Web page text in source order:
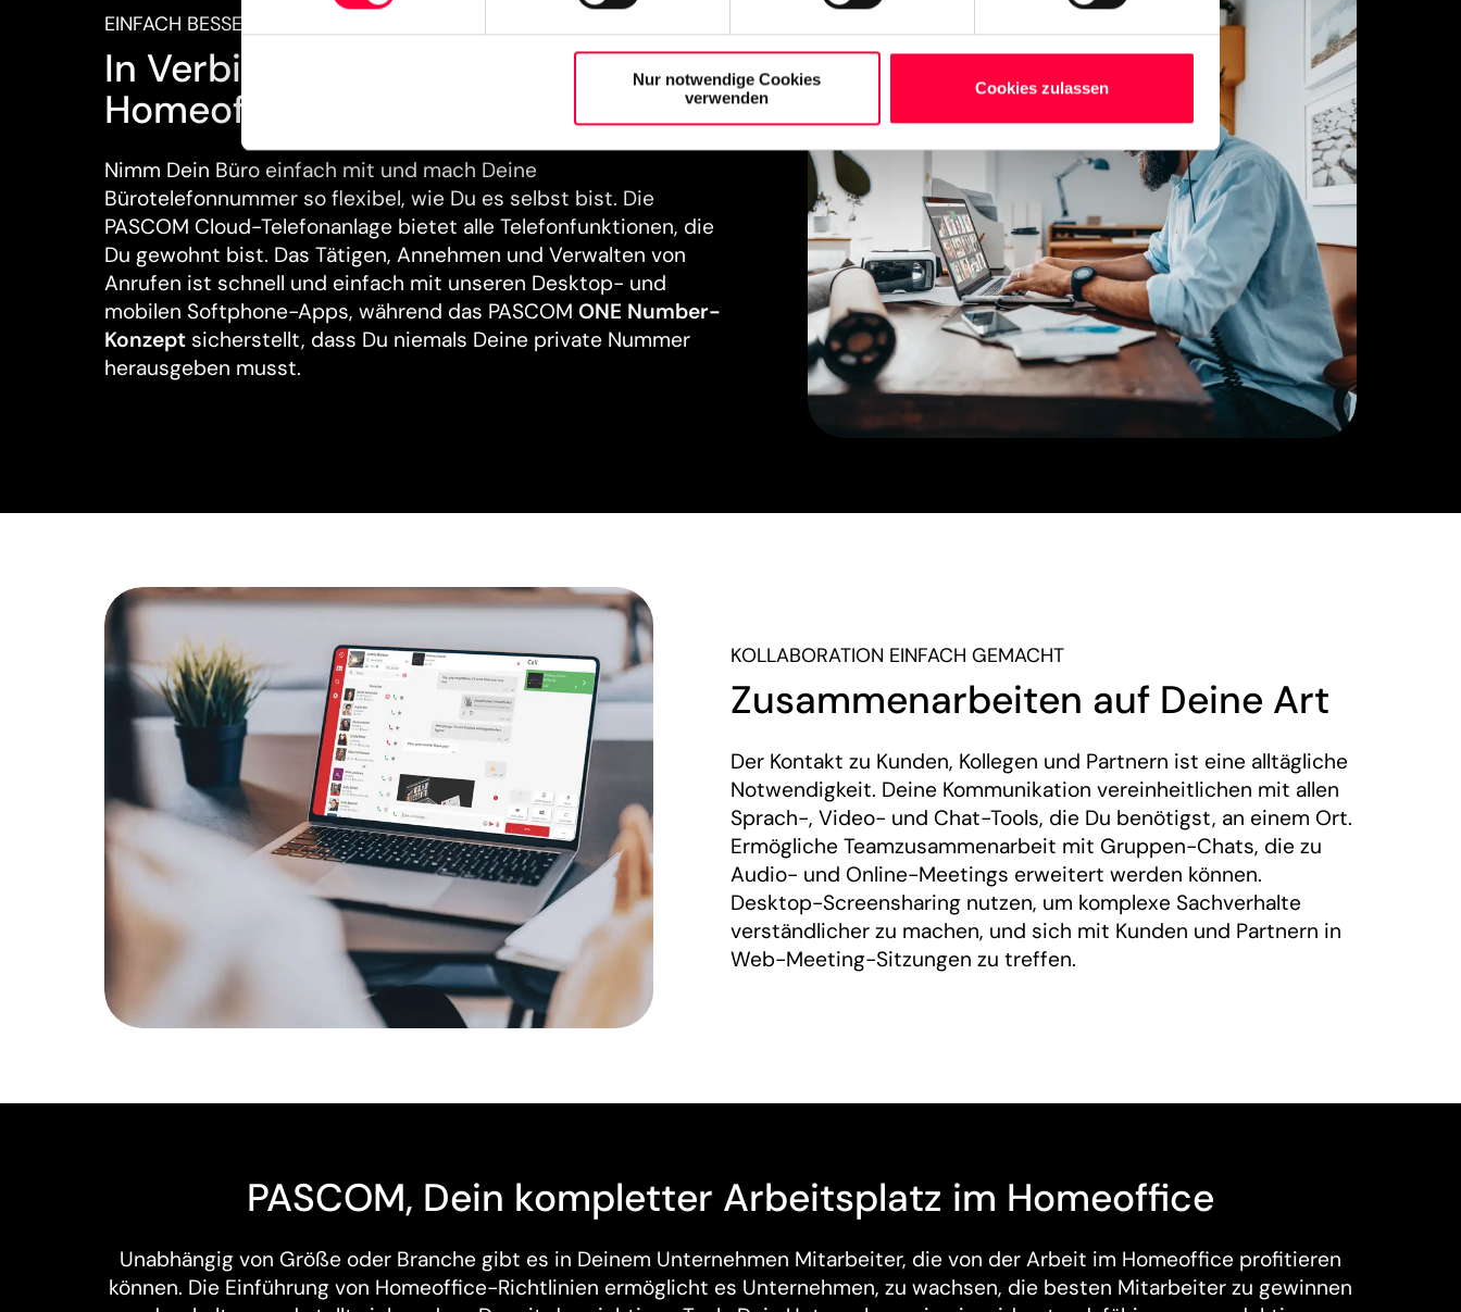
Nur notwendige Cookies
verwenden
Cookies zulassen
EINFACH BESSER VERBUNDEN
In Verbindung bleiben im
Homeoffice
Nimm Dein Büro einfach mit und mach Deine
Bürotelefonnummer so flexibel, wie Du es selbst bist. Die
PASCOM Cloud-Telefonanlage bietet alle Telefonfunktionen, die
Du gewohnt bist. Das Tätigen, Annehmen und Verwalten von
Anrufen ist schnell und einfach mit unseren Desktop- und
mobilen Softphone-Apps, während das PASCOM ONE Number-
Konzept sicherstellt, dass Du niemals Deine private Nummer
herausgeben musst.
KOLLABORATION EINFACH GEMACHT
Zusammenarbeiten auf Deine Art
Der Kontakt zu Kunden, Kollegen und Partnern ist eine alltägliche
Notwendigkeit. Deine Kommunikation vereinheitlichen mit allen
Sprach-, Video- und Chat-Tools, die Du benötigst, an einem Ort.
Ermögliche Teamzusammenarbeit mit Gruppen-Chats, die zu
Audio- und Online-Meetings erweitert werden können.
Desktop-Screensharing nutzen, um komplexe Sachverhalte
verständlicher zu machen, und sich mit Kunden und Partnern in
Web-Meeting-Sitzungen zu treffen.
PASCOM, Dein kompletter Arbeitsplatz im Homeoffice
Unabhängig von Größe oder Branche gibt es in Deinem Unternehmen Mitarbeiter, die von der Arbeit im Homeoffice profitieren
können. Die Einführung von Homeoffice-Richtlinien ermöglicht es Unternehmen, zu wachsen, die besten Mitarbeiter zu gewinnen